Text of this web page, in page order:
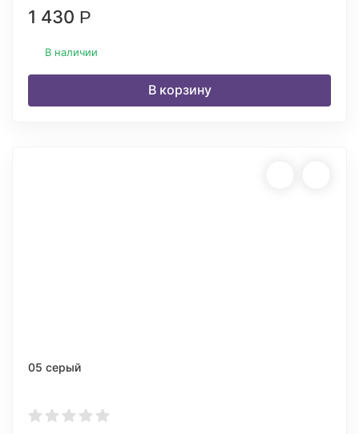
1 430 Р
В наличии
В корзину
05 серый